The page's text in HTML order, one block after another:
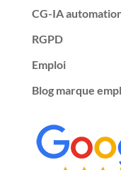
CG-IA
RGPD
Emploi
Blog marque